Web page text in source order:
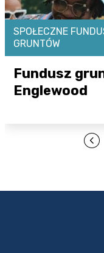
SPOŁECZNE
GRUNTÓW
Fundusz
Englewood